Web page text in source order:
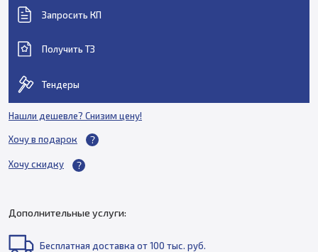
Запросить КП
Получить ТЗ
Тендеры
Нашли дешевле? Снизим цену!
Хочу в подарок
Хочу скидку
Дополнительные услуги:
Бесплатная доставка от 100 тыс. руб.